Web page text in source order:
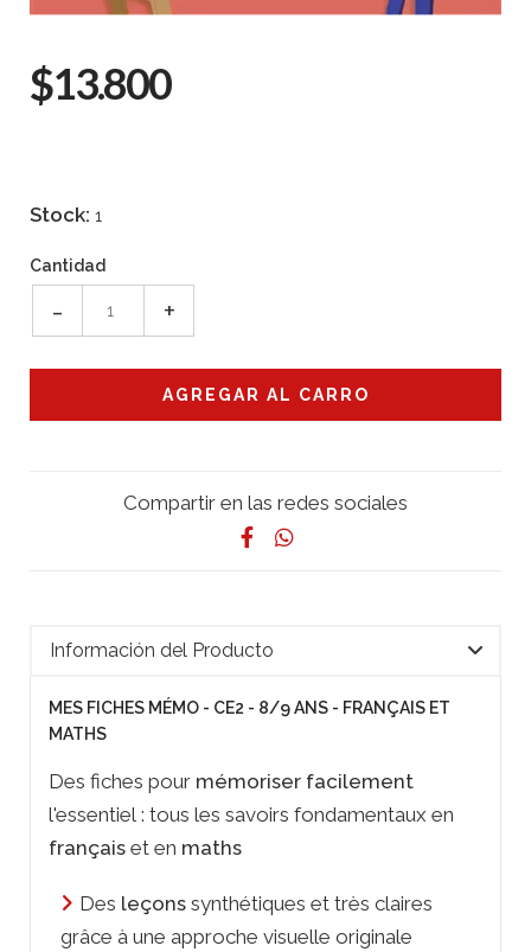
$13.800
Stock: 1
Cantidad
- +
Compartir en las redes sociales
Información del Producto
MES FICHES MÉMO - CE2 - 8/9 ANS - FRANÇAIS ET
MATHS
Des fiches pour mémoriser facilement
l'essentiel : tous les savoirs fondamentaux en
français et en maths
Des leçons synthétiques et très claires
grâce à une approche visuelle originale